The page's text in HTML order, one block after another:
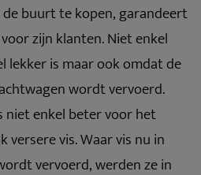
buurt te kopen, garandeert
zijn klanten. Niet enkel
lekker is maar ook omdat de
wordt vervoerd.
enkel beter voor het
vis. Waar vis nu in
vervoerd, werden ze in